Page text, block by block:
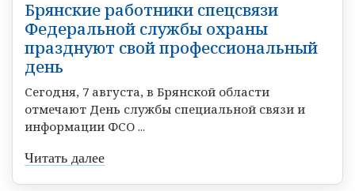
Брянские работники спецсвязи
Федеральной службы охраны
празднуют свой профессиональный
день
Сегодня, 7 августа, в Брянской области
отмечают День службы специальной связи и
информации ФСО ...
Читать далее